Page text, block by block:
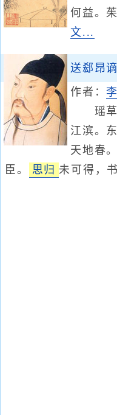
何益。
文...
送郄昂
作者：
瑶草
江滨。
天地春
臣。
思归 未可得，